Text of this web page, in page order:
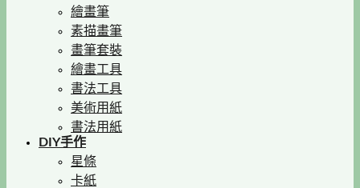
繪畫筆
素描畫筆
畫筆套裝
繪畫工具
書法工具
美術用紙
書法用紙
DIY手作
星條
卡紙